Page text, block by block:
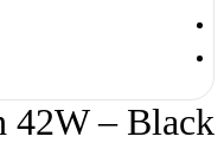
42W – Black